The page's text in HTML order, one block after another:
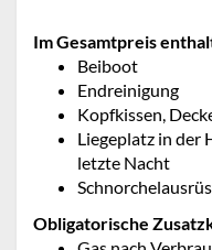
Im Gesamtpreis
Beiboot
Endreinigung
Kopfkissen,
Liegeplatz in der
letzte Nacht
Obligatorische